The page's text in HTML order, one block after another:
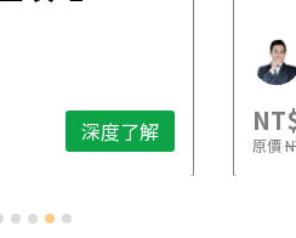
深度了解 原價